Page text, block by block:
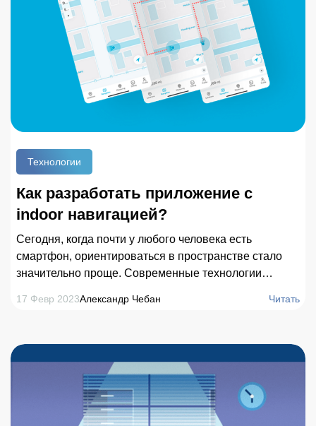
Технологии
Как разработать приложение с
indoor навигацией?
Сегодня, когда почти у любого человека есть
смартфон, ориентироваться в пространстве стало
значительно проще. Современные технологии
но и строить маршруты внутри больших помещений.
быстро находить нужные объекты внутри больших
зданий, прокладывать короткий маршрут к местам
17 Февр 2023Александр Чебан Читать